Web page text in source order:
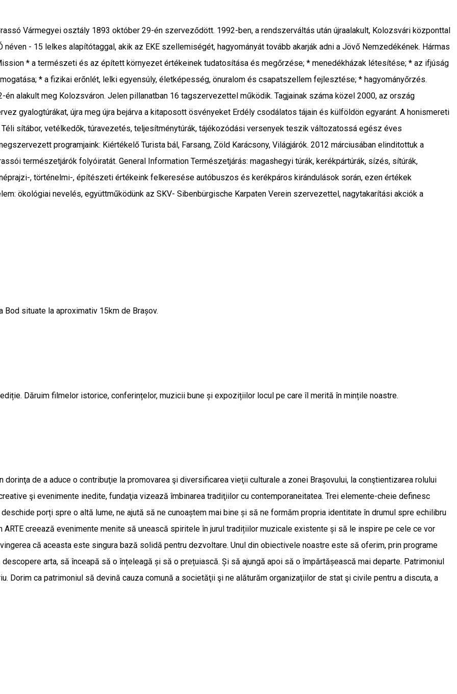
Vármegyei osztály 1893 október 29-én szerveződött. 1992-ben, a rendszerváltás után újraalakult, Kolozsvári központtal
- 15 lelkes alapítótaggal, akik az EKE szellemiségét, hagyományát tovább akarják adni a Jövő Nemzedékének. Hármas
* a természeti és az épített környezet értékeinek tudatosítása és megőrzése; * menedékházak létesítése; * az ifjúság
* a fizikai erőnlét, lelki egyensúly, életképesség, önuralom és csapatszellem fejlesztése; * hagyományőrzés.
alakult meg Kolozsváron. Jelen pillanatban 16 tagszervezettel működik. Tagjainak száma közel 2000, az ország
gyalogtúrákat, újra meg újra bejárva a kitaposott ösvényeket Erdély csodálatos tájain és külföldön egyaránt. A honismereti
sítábor, vetélkedők, túravezetés, teljesítménytúrák, tájékozódási versenyek teszik változatossá egész éves
programjaink: Kiértékelő Turista bál, Farsang, Zöld Karácsony, Világjárók. 2012 márciusában elinditottuk a
természetjárók folyóiratát. General Information Természetjárás: magashegyi túrák, kerékpártúrák, sízés, sítúrák,
, történelmi-, építészeti értékeink felkeresése autóbuszos és kerékpáros kirándulások során, ezen értékek
ökológiai nevelés, együttműködünk az SKV- Sibenbürgische Karpaten Verein szervezettel, nagytakarítási akciók a
situate la aproximativ 15km de Brașov.
Dăruim filmelor istorice, conferințelor, muzicii bune și expozițiilor locul pe care îl merită în mințile noastre.
dorinţa de a aduce o contribuţie la promovarea şi diversificarea vieţii culturale a zonei Braşovului, la conştientizarea rolului
şi evenimente inedite, fundaţia vizează îmbinarea tradiţiilor cu contemporaneitatea. Trei elemente-cheie definesc
porți spre o altă lume, ne ajută să ne cunoaștem mai bine și să ne formăm propria identitate în drumul spre echilibru
ARTE creează evenimente menite să unească spiritele în jurul tradițiilor muzicale existente și să le inspire pe cele ce vor
că aceasta este singura bază solidă pentru dezvoltare. Unul din obiectivele noastre este să oferim, prin programe
arta, să înceapă să o înțeleagă și să o prețuiască. Și să ajungă apoi să o împărtășească mai departe. Patrimoniul
Dorim ca patrimoniul să devină cauza comună a societăţii şi ne alăturăm organizaţiilor de stat şi civile pentru a discuta, a